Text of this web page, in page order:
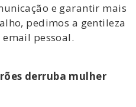
e garantir mais
pedimos a gentileza
pessoal.
derruba mulher